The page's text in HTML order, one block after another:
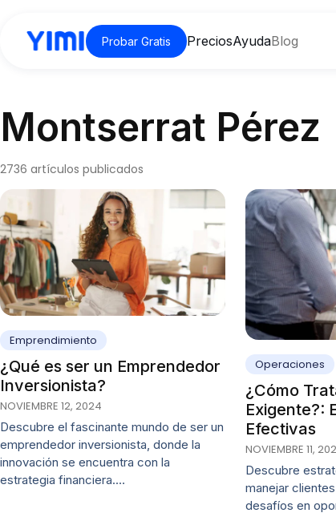
Probar Gratis PreciosAyudaBlog
Montserrat Pérez
2736 artículos publicados
Emprendimiento
¿Qué es ser un Emprendedor
Inversionista?
NOVIEMBRE 12, 2024
Descubre el fascinante mundo de ser un
emprendedor inversionista, donde la
innovación se encuentra con la
estrategia financiera.…
Operaciones
¿Cómo
Exigente?:
Efectivas
NOVIEMBRE 11,
Descubre
manejar
desafíos en